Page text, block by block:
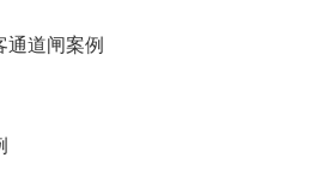
通道闸案例